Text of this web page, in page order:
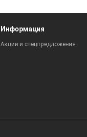
Информация
Акции и спецпредложения